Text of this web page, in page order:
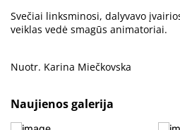
Svečiai linksminosi, dalyvavo
veiklas vedė smagūs animatoriai.
Nuotr. Karina Miečkovska
Naujienos galerija